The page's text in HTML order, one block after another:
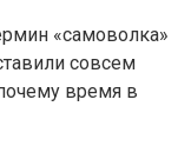
«самоволка»
совсем
время в